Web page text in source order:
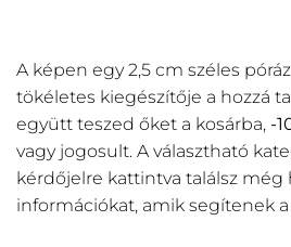
A képen egy 2,5 cm széles
tökéletes kiegészítője a hozzá
együtt teszed őket a kosárba, -
vagy jogosult. A választható
kérdőjelre kattintva találsz még
információkat, amik segítenek